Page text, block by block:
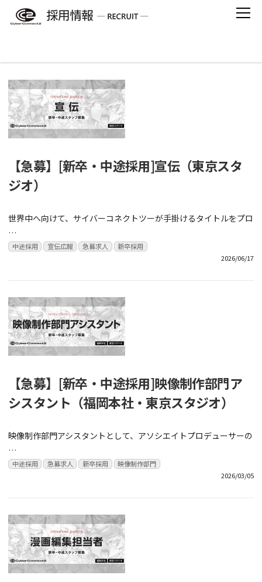
【急募】[新卒・中途採用]宣伝（東京スタ
ジオ）
世界中へ向けて、サイバーコネクトツーが手掛けるタイトルをプロ
…
中途採用 宣伝広報 急募求人
新卒採用
2026/06/17
【急募】[新卒・中途採用]映像制作部門ア
シスタント（福岡本社・東京スタジオ）
映像制作部門アシスタントとして、アソシエイトプロデューサーの
…
中途採用 急募求人 新卒採用
映像制作部門
2026/03/05